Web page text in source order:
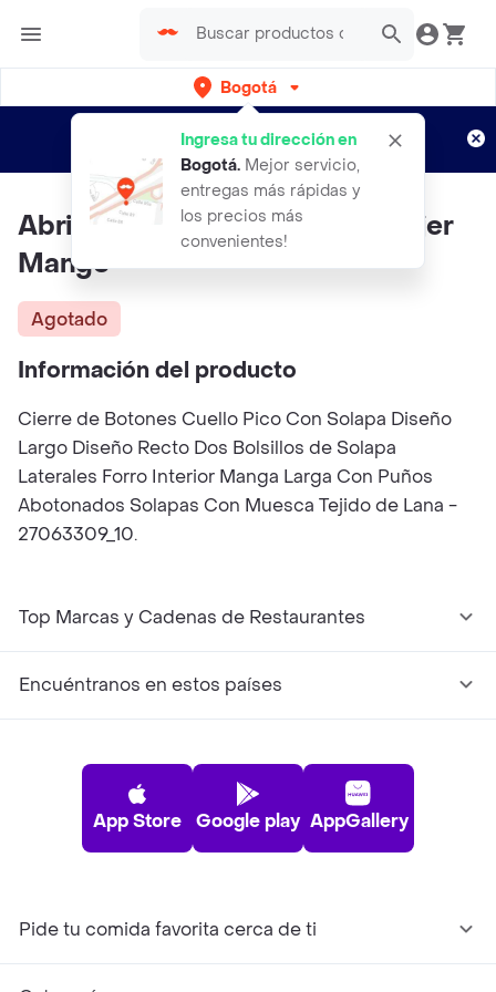
Bogotá
Ingresa tu dirección en
Bogotá. Mejor servicio,
entregas más rápidas y
los precios más
convenientes!
envíos gratis por semanas
Aplican TyC
Abrigo Yoko Vainilla Talla M Mujer
Mango
Agotado
Información del producto
Cierre de Botones Cuello Pico Con Solapa Diseño
Largo Diseño Recto Dos Bolsillos de Solapa
Laterales Forro Interior Manga Larga Con Puños
Abotonados Solapas Con Muesca Tejido de Lana -
27063309_10.
Top Marcas y Cadenas de Restaurantes
Encuéntranos en estos países
App Store Google play AppGallery
Pide tu comida favorita cerca de ti